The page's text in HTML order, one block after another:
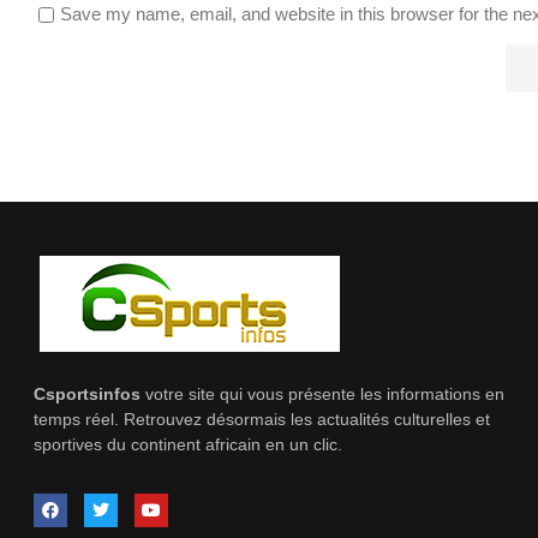
Save my name, email, and website in this browser for the
Csportsinfos votre site qui vous présente les informations en
temps réel. Retrouvez désormais les actualités culturelles et
sportives du continent africain en un clic.